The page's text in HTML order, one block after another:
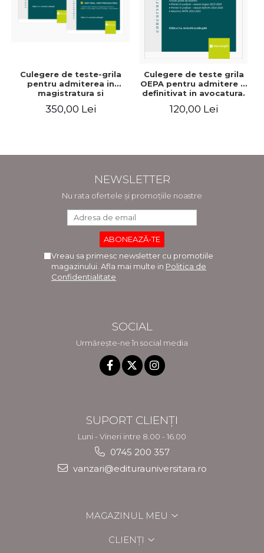
Culegere de teste-grila
pentru admiterea in
magistratura si
revizuita si adaugita -
350,00 Lei
Culegere de teste grila
OEPA pentru admitere si
definitivat in avocatura.
variantelor de raspuns.
120,00 Lei
NEWSLETTER
Nu rata ofertele și promoțiile noastre
Vreau sa primesc newsletter cu promotiile
magazinului. Afla mai multe in Politica de
Confidentialitate
SOCIAL
Urmărește-ne în social media
SUPORT CLIENȚI
Luni - Vineri intre 8.00 - 16.00
0745 200 357
vanzari@editurauniversitara.ro
MAGAZINUL MEU
CLIENȚI